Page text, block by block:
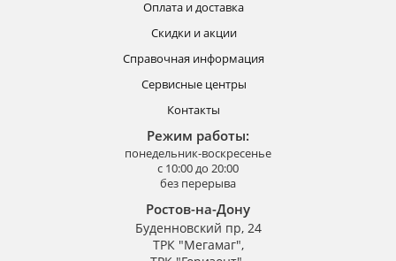
Оплата и доставка
Скидки и акции
Справочная информация
Сервисные центры
Контакты
Режим работы:
понедельник-воскресенье
с 10:00 до 20:00
без перерыва
Ростов-на-Дону
Буденновский пр, 24
ТРК "Мегамаг",